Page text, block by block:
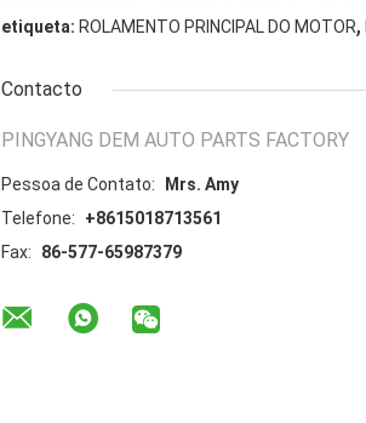
etiqueta: ROLAMENTO PRINCIPAL DO MOTOR,
Contacto
PINGYANG DEM AUTO PARTS FACTORY
Pessoa de Contato:
Mrs. Amy
Telefone:
+8615018713561
Fax:
86-577-65987379